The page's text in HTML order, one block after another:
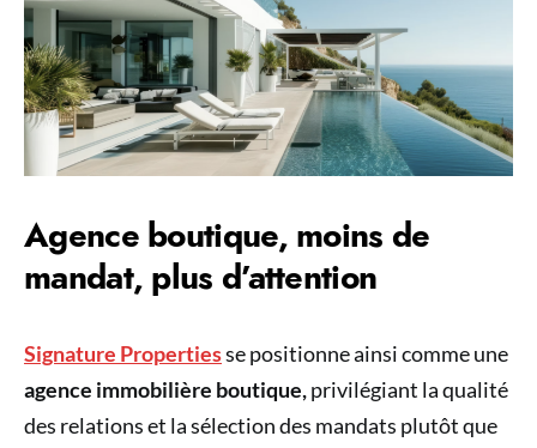
Agence boutique, moins de
mandat, plus d’attention
Signature Propertiesse positionne ainsi comme une
agence immobilière boutique,privilégiant la qualité
des relations et la sélection des mandats plutôt que